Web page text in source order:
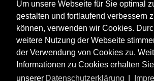
Um unsere Webseite für Sie optimal
gestalten und fortlaufend verbessern
können, verwenden wir Cookies.
weitere Nutzung der Webseite
der Verwendung von Cookies zu.
Informationen zu Cookies erhalten
unserer Datenschutzerklärung